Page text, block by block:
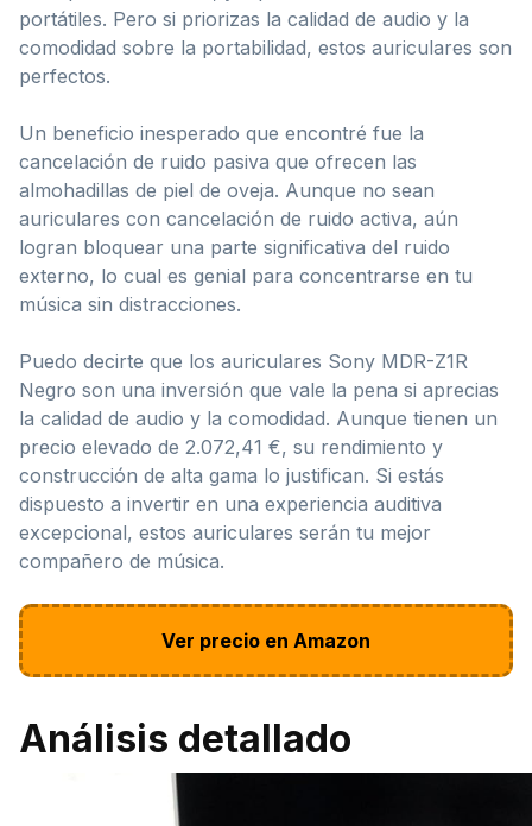
portátiles. Pero si priorizas la calidad de audio y la
comodidad sobre la portabilidad, estos auriculares son
perfectos.
Un beneficio inesperado que encontré fue la
cancelación de ruido pasiva que ofrecen las
almohadillas de piel de oveja. Aunque no sean
auriculares con cancelación de ruido activa, aún
logran bloquear una parte significativa del ruido
externo, lo cual es genial para concentrarse en tu
música sin distracciones.
Puedo decirte que los auriculares Sony MDR-Z1R
Negro son una inversión que vale la pena si aprecias
la calidad de audio y la comodidad. Aunque tienen un
precio elevado de 2.072,41 €, su rendimiento y
construcción de alta gama lo justifican. Si estás
dispuesto a invertir en una experiencia auditiva
excepcional, estos auriculares serán tu mejor
compañero de música.
Ver precio en Amazon
Análisis detallado